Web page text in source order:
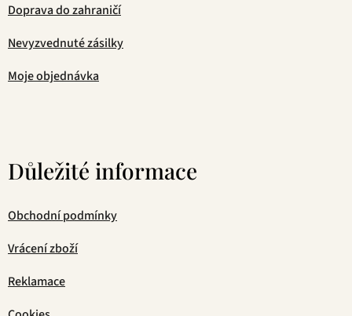
Doprava do zahraničí
Nevyzvednuté zásilky
Moje objednávka
Důležité informace
Obchodní podmínky
Vrácení zboží
Reklamace